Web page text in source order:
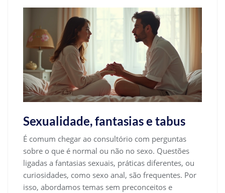
Sexualidade, fantasias e tabus
É comum chegar ao consultório com perguntas
sobre o que é normal ou não no sexo. Questões
ligadas a fantasias sexuais, práticas diferentes, ou
curiosidades, como sexo anal, são frequentes. Por
isso, abordamos temas sem preconceitos e